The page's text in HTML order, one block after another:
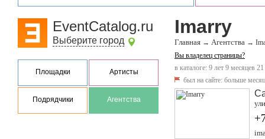
EventCatalog.ru
Выберите город
Площадки Артисты
Подрядчики Агентства
Imarry
Главная → Агентства →
Вы владелец страницы?
в каталоге: 9 лет 9 месяцев 21
был на сайте: больше